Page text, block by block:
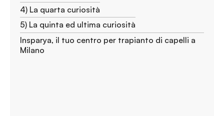
4) La quarta curiosità
5) La quinta ed ultima curiosità
Insparya, il tuo centro per trapianto di capelli a
Milano